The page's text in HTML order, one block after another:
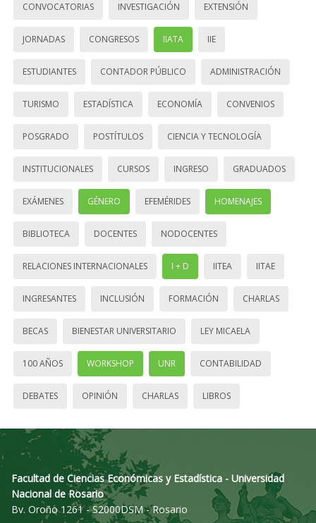
CONVOCATORIAS INVESTIGACIÓN EXTENSIÓN
JORNADAS CONGRESOS IIATA IIE
ESTUDIANTES CONTADOR PÚBLICO ADMINISTRACIÓN
TURISMO ESTADÍSTICA ECONOMÍA CONVENIOS
POSGRADO POSTÍTULOS CIENCIA Y TECNOLOGÍA
INSTITUCIONALES CURSOS INGRESO GRADUADOS
EXÁMENES GÉNERO EFEMÉRIDES HOMENAJES
BIBLIOTECA DOCENTES NODOCENTES
RELACIONES INTERNACIONALES I + D IITEA IITAE
INGRESANTES INCLUSIÓN FORMACIÓN CHARLAS
BECAS BIENESTAR UNIVERSITARIO LEY MICAELA
100 AÑOS WORKSHOP UNR CONTABILIDAD
DEBATES OPINIÓN CHARLAS LIBROS
Facultad de Ciencias Económicas y Estadística - Universidad
Nacional de Rosario
Bv. Oroño 1261 - S2000DSM - Rosario